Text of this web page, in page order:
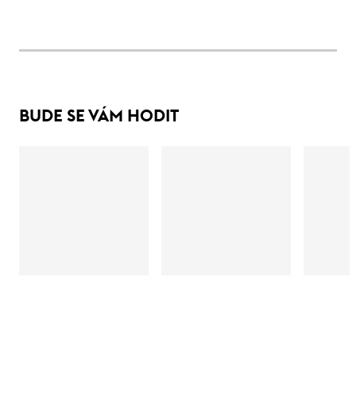
BUDE SE VÁM HODIT